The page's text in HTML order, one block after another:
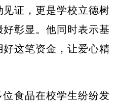
证，更是学校立德树
彰显。他同时表示基
这笔资金，让爱心精
食品在校学生纷纷发